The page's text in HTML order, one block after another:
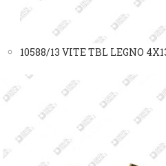
10588/13 VITE TBL LEGNO